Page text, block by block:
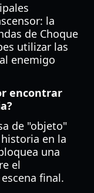
la
de Choque
utilizar las
enemigo
encontrar
de "objeto"
en la
una
el
final.